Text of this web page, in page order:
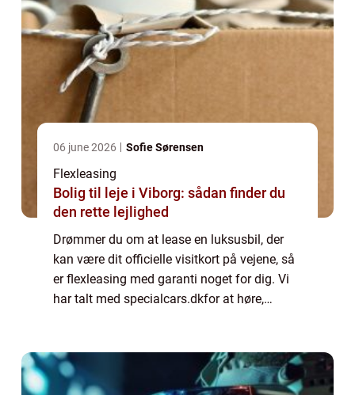
06 june 2026 Sofie Sørensen
Flexleasing
Bolig til leje i Viborg: sådan finder du
den rette lejlighed
Drømmer du om at lease en luksusbil, der
kan være dit officielle visitkort på vejene, så
er flexleasing med garanti noget for dig. Vi
har talt med specialcars.dkfor at høre,